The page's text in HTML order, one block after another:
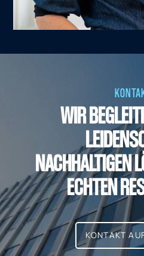
WIR
NACHHALTIGEN
ECHTEN
KONTAKT